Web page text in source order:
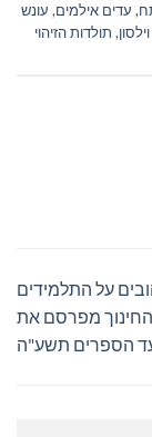
, עדים אילמים, עונש
, תולדות הזיהוי
על התלמידים
מפרסם את
הספרים תשע"ה